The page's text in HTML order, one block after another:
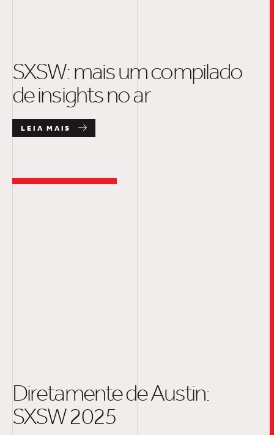
SXSW: mais um compilado
de insights no ar
LEIA MAIS
Diretamente de Austin:
SXSW 2025